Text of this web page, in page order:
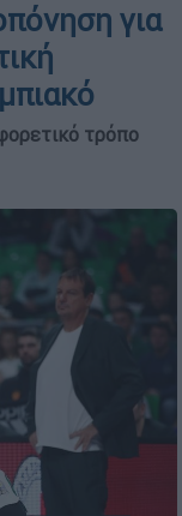
για
τρόπο